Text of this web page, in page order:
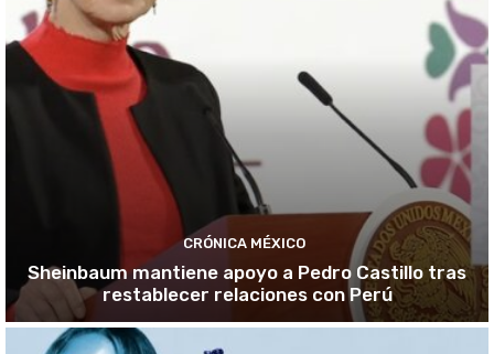
CRÓNICA MÉXICO
Sheinbaum mantiene apoyo a Pedro Castillo tras
restablecer relaciones con Perú